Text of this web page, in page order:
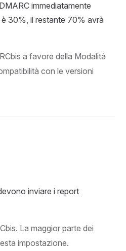
immediatamente
30%, il restante 70% avrà
a favore della Modalità
con le versioni
inviare i report
La maggior parte dei
impostazione.